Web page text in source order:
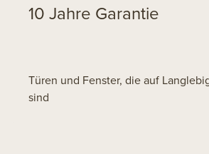
10 Jahre Garantie
Türen und Fenster, die auf
sind